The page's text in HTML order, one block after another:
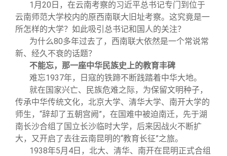
捐赠项目
捐赠新闻
捐赠纪事
捐赠方法
义工计划
媒体平台
《清华校友通讯》
《水木清华》
我要订阅
新媒体平台
百年清华
清华人物
清华故事
青春风采
校友服务
终身学习
信息化服务
校友总会
总会简介
关闭
1 月20日，在云南考察的习近平总书记专门到位于
云南师范大学校内的原西南联大旧址考察。这究竟是一
所怎样的大学？如此吸引总书记和国人的关注？
为什么80多年过去了，西南联大依然是一个常说常
新、经久不衰的话题？
不能忘，那一座中华民族史上的教育丰碑
难忘1937年，日寇的铁蹄不断践踏着中华大地。
就在国家兴亡、民族危难之际，为保留文明种子，
传承中华传统文化，北京大学、清华大学、南开大学的
师生，“辞却了五朝宫阙”，在国难中被迫南迁，先于湖
南长沙合组了国立长沙临时大学，后来因战火不断扩
大，又开启了去往云南昆明的“教育长征”之旅。
1938年5月4日，北大、清华、南开在昆明正式合组